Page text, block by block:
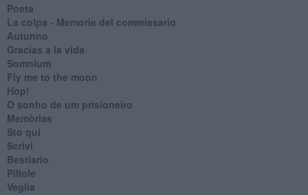
Poeta
​La colpa - Memorie del commissario
Autunno
Gracias a la vida
Somnium
Fly me to the moon
Hop!
O sonho de um prisioneiro
Memòrias
Sto qui
Scrivi
Bestiario
Pillole
Veglia